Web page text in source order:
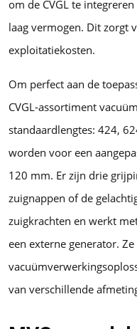
om de CVGL te
laag vermogen. Dit zorgt
exploitatiekosten.
Om perfect aan de
CVGL-assortiment
standaardlengtes: 424,
worden voor een
120 mm. Er zijn drie
zuignappen of de
zuigkrachten en werkt
een externe generator.
van verschillende